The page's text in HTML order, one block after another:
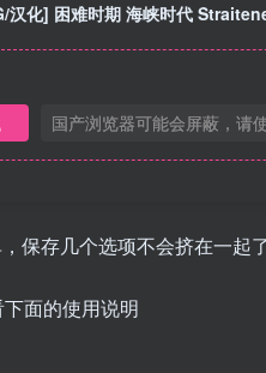
汉化] 困难时期 海峡时代
国产浏览器可能会屏蔽，请
保存几个选项不会挤在一起
面的使用说明